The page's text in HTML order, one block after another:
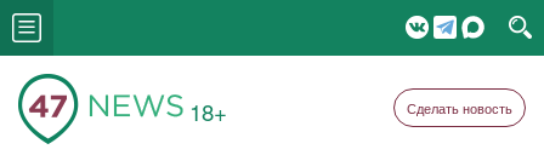
18+ Сделать новость